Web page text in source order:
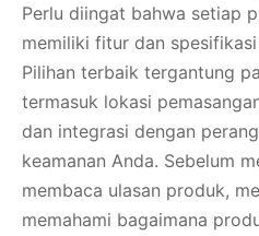
Perlu diingat bahwa setiap
memiliki fitur dan
Pilihan terbaik tergantung
termasuk lokasi
dan integrasi dengan
keamanan Anda. Sebelum
membaca ulasan produk,
memahami bagaimana